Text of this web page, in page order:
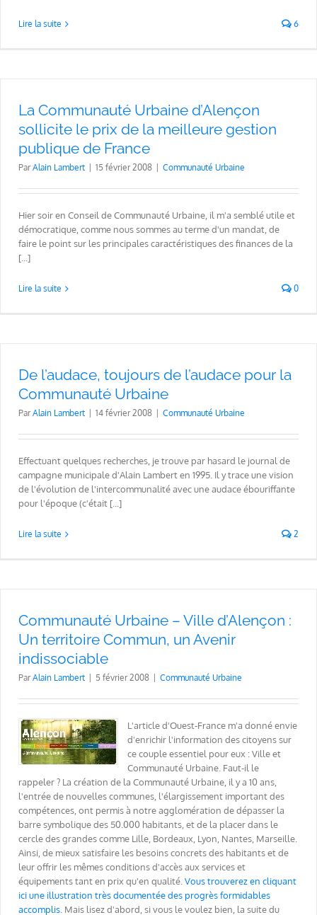
Lire la suite 6
La Communauté Urbaine d’Alençon
sollicite le prix de la meilleure gestion
publique de France
ParAlain Lambert 15 février 2008 Communauté Urbaine
Hier soir en Conseil de Communauté Urbaine, il m'a semblé utile et
démocratique, comme nous sommes au terme d'un mandat, de
faire le point sur les principales caractéristiques des finances de la
[...]
Lire la suite 0
De l’audace, toujours de l’audace pour la
Communauté Urbaine
ParAlain Lambert 14 février 2008 Communauté Urbaine
Effectuant quelques recherches, je trouve par hasard le journal de
campagne municipale d'Alain Lambert en 1995. Il y trace une vision
de l'évolution de l'intercommunalité avec une audace ébouriffante
pour l'époque (c'était [...]
Lire la suite 2
Communauté Urbaine – Ville d’Alençon :
Un territoire Commun, un Avenir
indissociable
ParAlain Lambert 5 février 2008 Communauté Urbaine
L'article d'Ouest-France m'a donné envie
d'enrichir l'information des citoyens sur
ce couple essentiel pour eux : Ville et
Communauté Urbaine. Faut-il le
rappeler ? La création de la Communauté Urbaine, il y a 10 ans,
l'entrée de nouvelles communes, l'élargissement important des
compétences, ont permis à notre agglomération de dépasser la
barre symbolique des 50.000 habitants, et de la placer dans le
cercle des grandes comme Lille, Bordeaux, Lyon, Nantes, Marseille.
Ainsi, de mieux satisfaire les besoins concrets des habitants et de
leur offrir les mêmes conditions d'accès aux services et
équipements tant en prix qu'en qualité. Vous trouverez en cliquant
ici une illustration très documentée des progrès formidables
accomplis. Mais lisez d'abord, si vous le voulez bien, la suite du